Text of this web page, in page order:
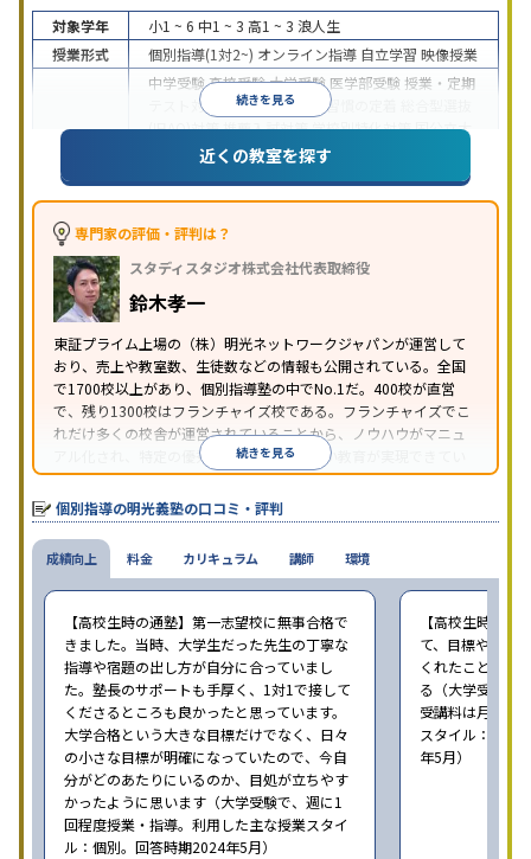
続きを見る
対象学年 小1 ~ 6 中1 ~ 3 高1 ~ 3 浪人生
授業形式
個別指導(1対2~) オンライン指導 自立学習 映像授業
中学受験高校受験大学受験 医学部受験 授業・定期
テスト対策
内申点対策 学習習慣の定着
(旧AO)対策推薦入試対策学校別特化対策国公立大
私大対策共通テスト対策
英語・英会話特化
対策その他科目別特化対策
特徴
中高一貫校生に対応
の振替可能
を利用オンライン対応1科目から受講可能
習のみの受講可
り
※2023年3月調査。小学校高学年の個別指導塾アンケート調査方法を参
近くの教室を探す
専門家の評価・評判は？
スタディスタジオ株式会社代表取締役
鈴木孝一
東証プライム上場の（株）明光ネットワークジャパンが運営して
おり、売上や教室数、生徒数などの情報も公開されている。全国
で1700校以上があり、個別指導塾の中でNo.1だ。400校が直営
で、残り1300校はフランチャイズ校である。フランチャイズでこ
れだけ多くの校舎が運営されていることから、ノウハウがマニュ
アル化され、特定の優秀な人材に依存しない教育が実現できてい
ることが推測される。
続きを見る
個別指導の明光義塾の口コミ・評判
成績向上
【高校生時の通塾】第一志望校に無事合格で
きました。当時、大学生だった先生の丁寧な
指導や宿題の出し方が自分に合っていまし
た。塾長のサポートも手厚く、1対1で接して
くださるところも良かったと思っています。
大学合格という大きな目標だけでなく、日々
の小さな目標が明確になっていたので、今自
分がどのあたりにいるのか、目処が立ちやす
かったように思います（大学受験で、週に1
回程度授業・指導。利用した主な授業スタイ
ル：個別。回答時期2024年5月）
【高校生時の通
て、目標や勉強
くれたことが、
る（大学受験で
受講料は月
スタイル：個別
年5月）
料金 カリキュラム 講師 環境